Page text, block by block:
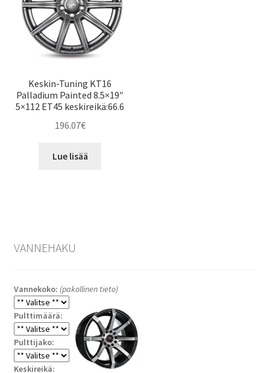
Keskin-Tuning KT16
Palladium Painted 8.5×19″
5×112 ET45 keskireikä:66.6
196.07€
Lue lisää
VANNEHAKU
Vannekoko: (pakollinen tieto)
Pulttimäärä:
Pulttijako:
Keskireikä: